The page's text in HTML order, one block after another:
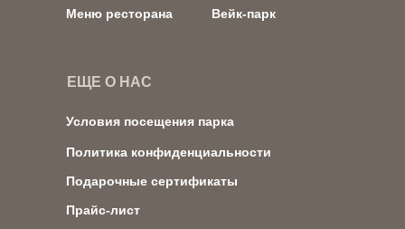
Вейк-парк
Условия посещения парка
Политика конфиденциальности
Подарочные сертификаты
Прайс-лист
ЕЩЕ О НАС
Меню ресторана